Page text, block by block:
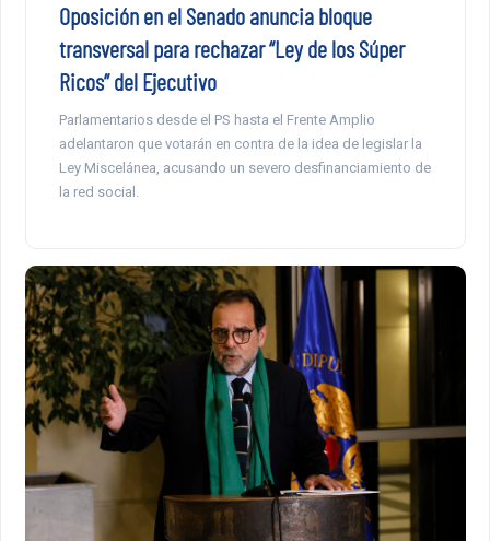
Oposición en el Senado anuncia bloque
transversal para rechazar “Ley de los Súper
Ricos” del Ejecutivo
Parlamentarios desde el PS hasta el Frente Amplio
adelantaron que votarán en contra de la idea de legislar la
Ley Miscelánea, acusando un severo desfinanciamiento de
la red social.